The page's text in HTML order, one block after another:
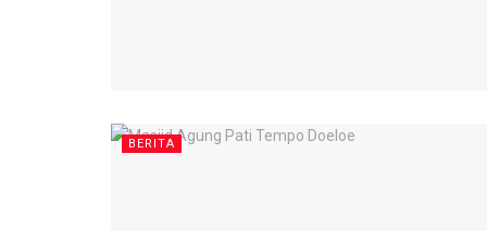
BERITA